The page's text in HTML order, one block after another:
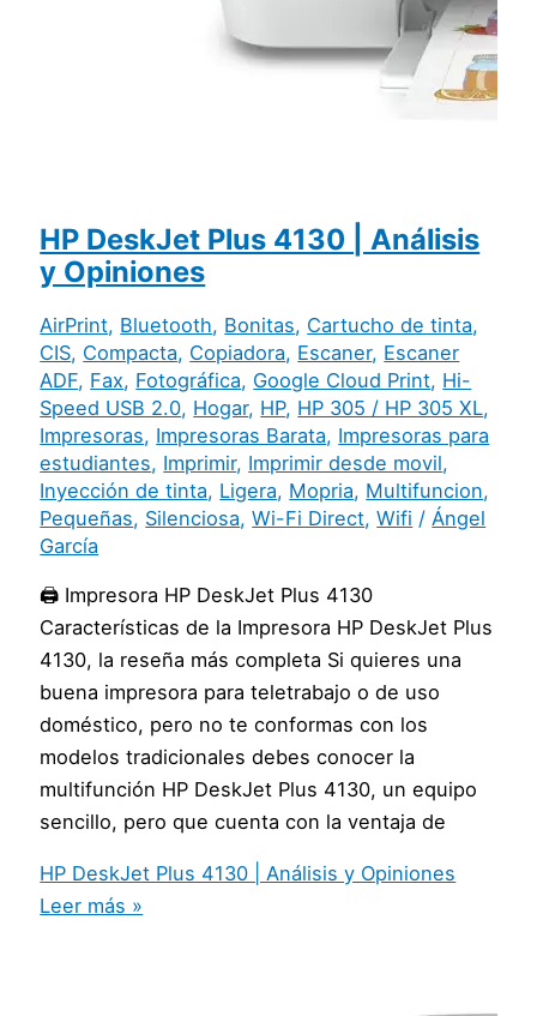
HP DeskJet Plus 4130 | Análisis
y Opiniones
AirPrint, Bluetooth, Bonitas, Cartucho de tinta,
CIS, Compacta, Copiadora, Escaner, Escaner
ADF, Fax, Fotográfica, Google Cloud Print, Hi-
Speed USB 2.0, Hogar, HP, HP 305 / HP 305 XL,
Impresoras, Impresoras Barata, Impresoras para
estudiantes, Imprimir, Imprimir desde movil,
Inyección de tinta, Ligera, Mopria, Multifuncion,
Pequeñas, Silenciosa,Wi-Fi Direct,Wifi / Ángel
García
🖨️ Impresora HP DeskJet Plus 4130
Características de la Impresora HP DeskJet Plus
4130, la reseña más completa Si quieres una
buena impresora para teletrabajo o de uso
doméstico, pero no te conformas con los
modelos tradicionales debes conocer la
multifunción HP DeskJet Plus 4130, un equipo
sencillo, pero que cuenta con la ventaja de
HP DeskJet Plus 4130 | Análisis y Opiniones
Leer más »